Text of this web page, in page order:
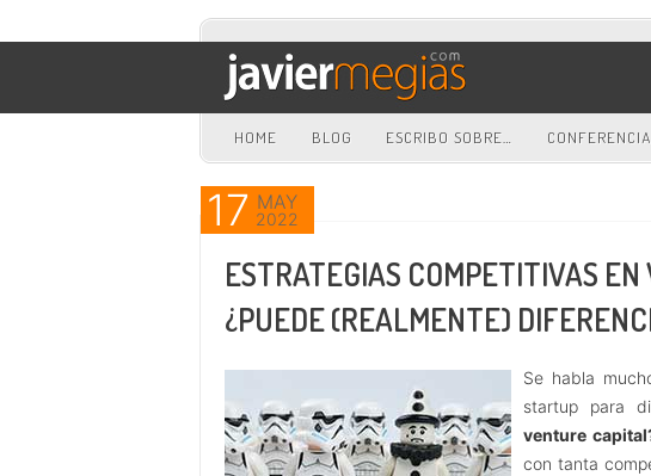
Ir al contenido principal
Ir al contenido secundario
HOME BLOG ESCRIBO SOBRE…
17 MAY
2022
ESTRATEGIAS COMPETITIVAS
¿PUEDE (REALMENTE)
Se habla
startup para
venture
con tanta